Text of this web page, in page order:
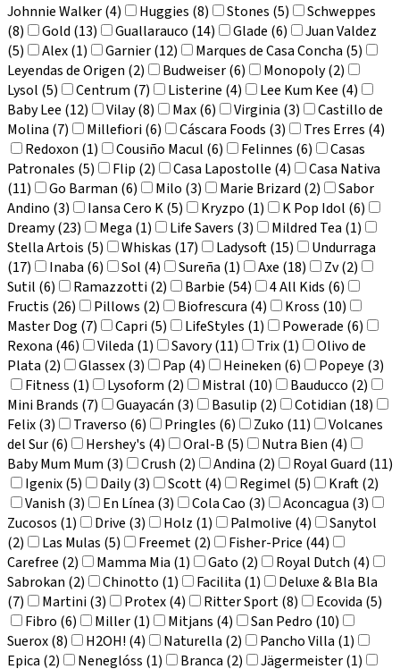
Johnnie Walker (4)
Huggies (8) Stones (5)
Schweppes
(8)
Gold (13) Guallarauco (14) Glade (6)
Juan Valdez
(5)
Alex (1) Garnier (12)
Marques de Casa Concha (5)
Leyendas de Origen (2)
Budweiser (6)
Monopoly (2)
Lysol (5)
Centrum (7) Listerine (4)
Lee Kum Kee (4)
Baby Lee (12)
Vilay (8) Max (6) Virginia (3)
Castillo de
Molina (7)
Millefiori (6) Cáscara Foods (3)
Tres Erres (4)
Redoxon (1)
Cousiño Macul (6) Felinnes (6)
Casas
Patronales (5)
Flip (2) Casa Lapostolle (4)
Casa Nativa
(11)
Go Barman (6) Milo (3) Marie Brizard (2)
Sabor
Andino (3)
Iansa Cero K (5) Kryzpo (1)
K Pop Idol (6)
Dreamy (23)
Mega (1) Life Savers (3)
Mildred Tea (1)
Stella Artois (5)
Whiskas (17) Ladysoft (15)
Undurraga
(17)
Inaba (6) Sol (4) Sureña (1) Axe (18)
Zv (2)
Sutil (6)
Ramazzotti (2) Barbie (54)
4 All Kids (6)
Fructis (26)
Pillows (2) Biofrescura (4)
Kross (10)
Master Dog (7)
Capri (5) LifeStyles (1)
Powerade (6)
Rexona (46)
Vileda (1) Savory (11) Trix (1)
Olivo de
Plata (2)
Glassex (3) Pap (4) Heineken (6)
Popeye (3)
Fitness (1)
Lysoform (2) Mistral (10)
Bauducco (2)
Mini Brands (7)
Guayacán (3) Basulip (2)
Cotidian (18)
Felix (3)
Traverso (6) Pringles (6) Zuko (11)
Volcanes
del Sur (6)
Hershey's (4) Oral-B (5)
Nutra Bien (4)
Baby Mum Mum (3)
Crush (2) Andina (2)
Royal Guard (11)
Igenix (5)
Daily (3) Scott (4) Regimel (5)
Kraft (2)
Vanish (3)
En Línea (3) Cola Cao (3)
Aconcagua (3)
Zucosos (1)
Drive (3) Holz (1) Palmolive (4)
Sanytol
(2)
Las Mulas (5) Freemet (2)
Fisher-Price (44)
Carefree (2)
Mamma Mia (1) Gato (2)
Royal Dutch (4)
Sabrokan (2)
Chinotto (1) Facilita (1)
Deluxe & Bla Bla
(7)
Martini (3) Protex (4) Ritter Sport (8)
Ecovida (5)
Fibro (6)
Miller (1) Mitjans (4)
San Pedro (10)
Suerox (8)
H2OH! (4) Naturella (2)
Pancho Villa (1)
Epica (2)
Neneglóss (1) Branca (2)
Jägermeister (1)